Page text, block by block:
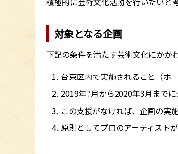
対象となる企画
下記の条件を満たす芸術文化にかか
台東区内で実施されること（ホ
2019年7月から2020年3月まで
この支援がなければ、企画の実
原則としてプロのアーティスト